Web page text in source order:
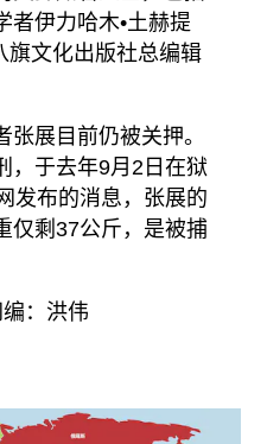
者伊力哈木•土赫提
旗文化出版社总编辑
展目前仍被关押。
，于去年9月2日在狱
发布的消息，张展的
仅剩37公斤，是被捕
：洪伟